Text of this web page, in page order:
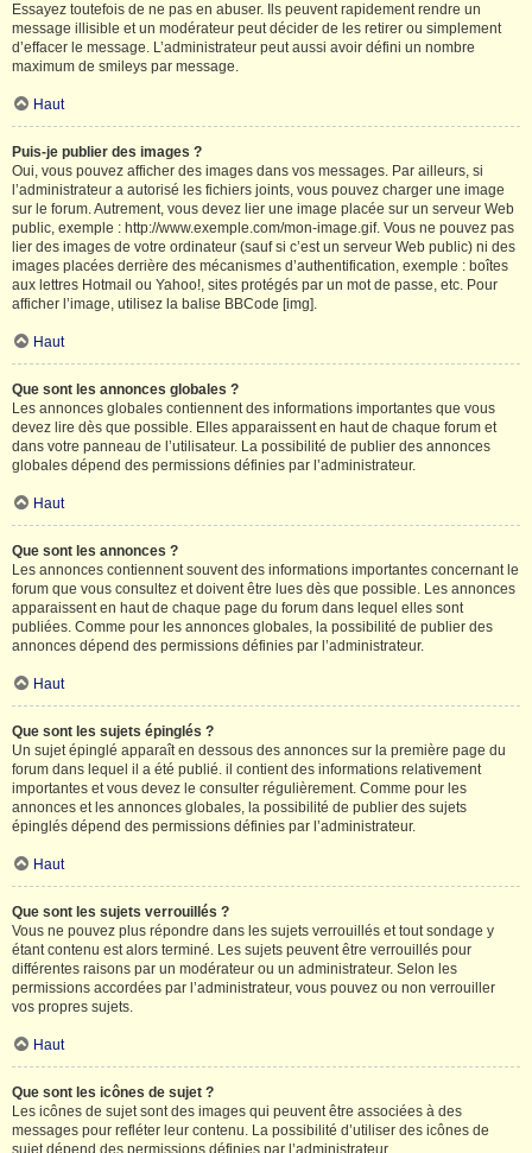
Essayez toutefois de ne pas en abuser. Ils peuvent rapidement rendre un
message illisible et un modérateur peut décider de les retirer ou simplement
d’effacer le message. L’administrateur peut aussi avoir défini un nombre
maximum de smileys par message.
Haut
Puis-je publier des images ?
Oui, vous pouvez afficher des images dans vos messages. Par ailleurs, si
l’administrateur a autorisé les fichiers joints, vous pouvez charger une image
sur le forum. Autrement, vous devez lier une image placée sur un serveur Web
public, exemple : http://www.exemple.com/mon-image.gif. Vous ne pouvez pas
lier des images de votre ordinateur (sauf si c’est un serveur Web public) ni des
images placées derrière des mécanismes d’authentification, exemple : boîtes
aux lettres Hotmail ou Yahoo!, sites protégés par un mot de passe, etc. Pour
afficher l’image, utilisez la balise BBCode [img].
Haut
Que sont les annonces globales ?
Les annonces globales contiennent des informations importantes que vous
devez lire dès que possible. Elles apparaissent en haut de chaque forum et
dans votre panneau de l’utilisateur. La possibilité de publier des annonces
globales dépend des permissions définies par l’administrateur.
Haut
Que sont les annonces ?
Les annonces contiennent souvent des informations importantes concernant le
forum que vous consultez et doivent être lues dès que possible. Les annonces
apparaissent en haut de chaque page du forum dans lequel elles sont
publiées. Comme pour les annonces globales, la possibilité de publier des
annonces dépend des permissions définies par l’administrateur.
Haut
Que sont les sujets épinglés ?
Un sujet épinglé apparaît en dessous des annonces sur la première page du
forum dans lequel il a été publié. il contient des informations relativement
importantes et vous devez le consulter régulièrement. Comme pour les
annonces et les annonces globales, la possibilité de publier des sujets
épinglés dépend des permissions définies par l’administrateur.
Haut
Que sont les sujets verrouillés ?
Vous ne pouvez plus répondre dans les sujets verrouillés et tout sondage y
étant contenu est alors terminé. Les sujets peuvent être verrouillés pour
différentes raisons par un modérateur ou un administrateur. Selon les
permissions accordées par l’administrateur, vous pouvez ou non verrouiller
vos propres sujets.
Haut
Que sont les icônes de sujet ?
Les icônes de sujet sont des images qui peuvent être associées à des
messages pour refléter leur contenu. La possibilité d’utiliser des icônes de
sujet dépend des permissions définies par l’administrateur.